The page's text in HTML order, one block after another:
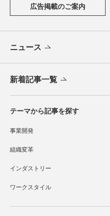
広告掲載のご案内
ニュース
新着記事一覧
テーマから記事を探す
事業開発
組織変革
インダストリー
ワークスタイル